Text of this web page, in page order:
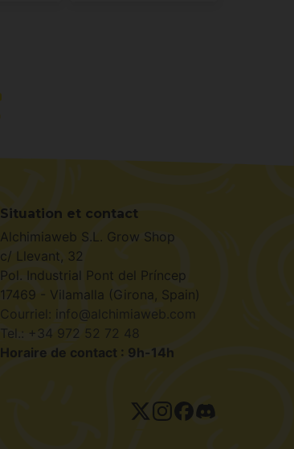
Situation et contact
Alchimiaweb S.L. Grow Shop
c/ Llevant, 32
Pol. Industrial Pont del Príncep
17469 - Vilamalla (Girona, Spain)
Courriel: info@alchimiaweb.com
Tel.: +34 972 52 72 48
Horaire de contact : 9h-14h